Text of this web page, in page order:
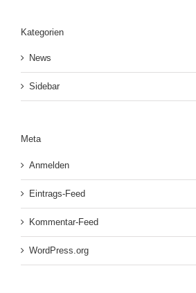
Kategorien
News
Sidebar
Meta
Anmelden
Eintrags-Feed
Kommentar-Feed
WordPress.org